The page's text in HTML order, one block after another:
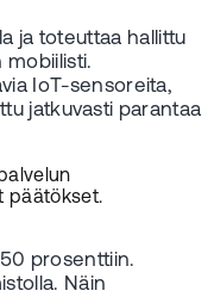
ja toteuttaa hallittu
mobiilisti.
IoT-sensoreita,
jatkuvasti parantaa
päätökset.
prosenttiin.
Näin